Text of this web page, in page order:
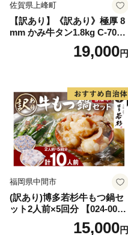
佐賀県上峰町
【訳あり】《訳あり》極厚 8
mm かみ牛タン1.8kg C-709-
19,000円
福岡県中間市
(訳あり)博多若杉牛もつ鍋セ
ット2人前×5回分 【024-002
15,000円